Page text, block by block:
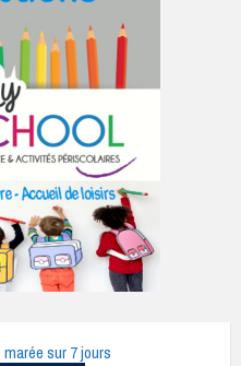
sur 7 jours